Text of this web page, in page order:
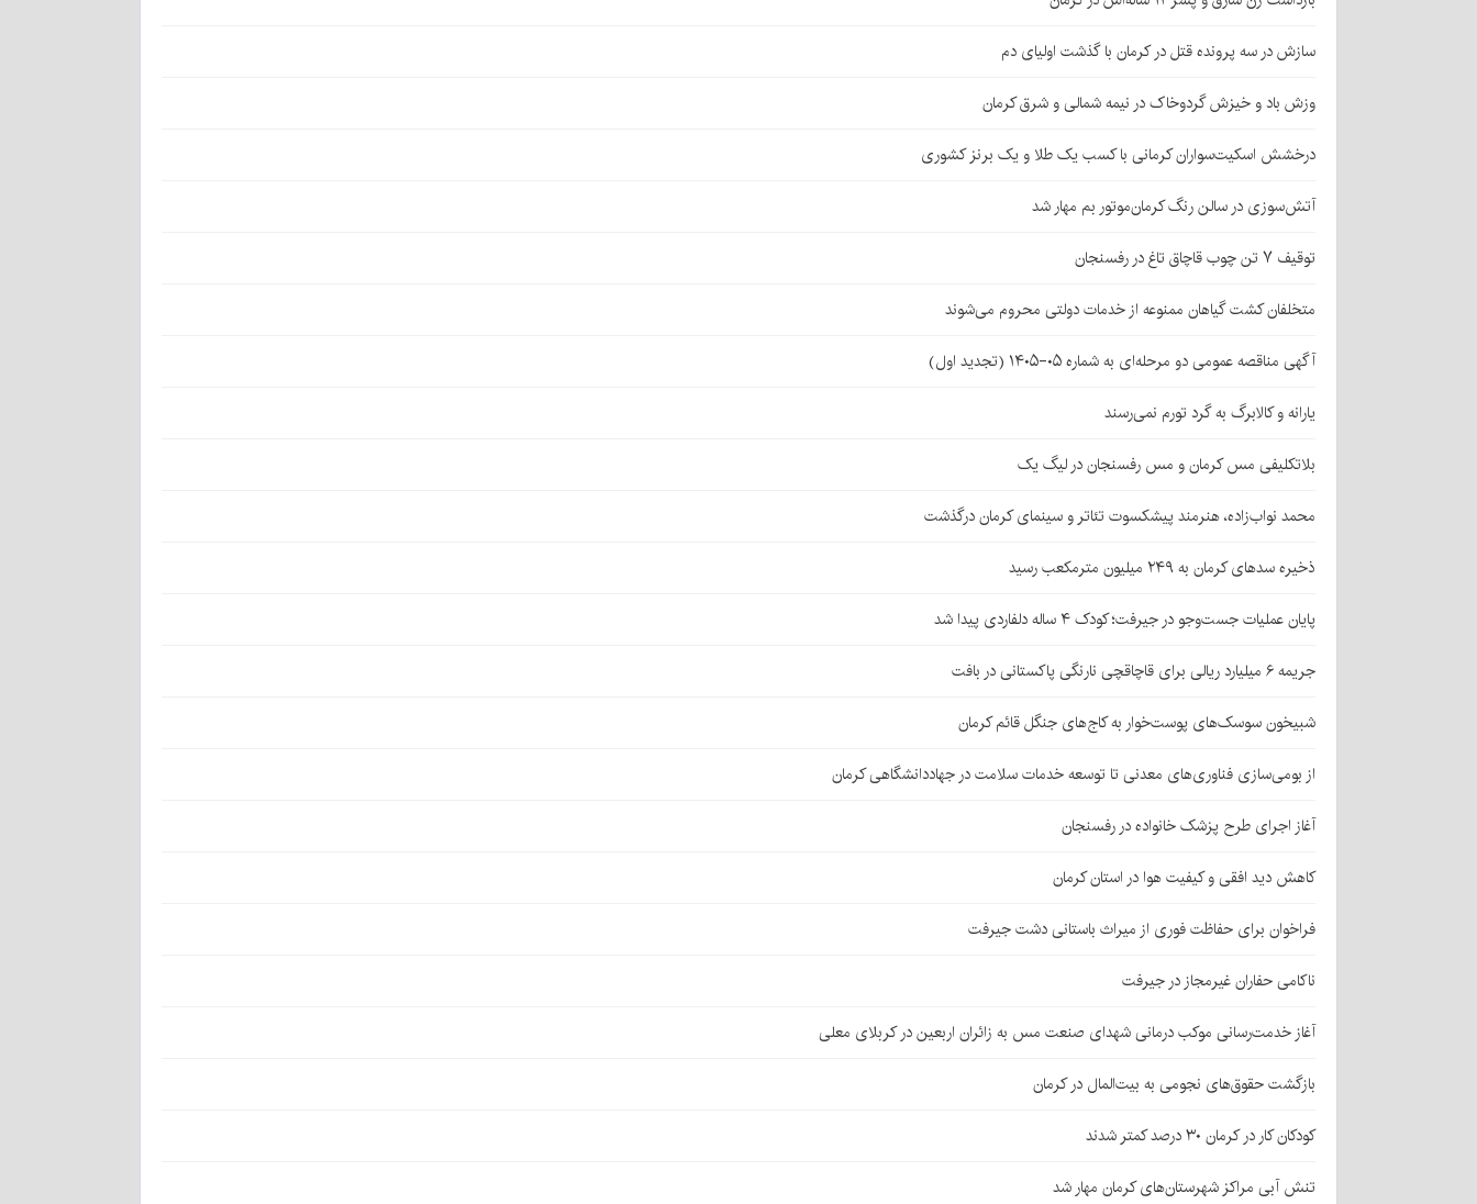
سازش در سه پرونده قتل در کرمان با گذشت اولیای دم
وزش باد و خیزش گردوخاک در نیمه شمالی و شرق کرمان
درخشش اسکیت‌سواران کرمانی با کسب یک طلا و یک برنز کشوری
آتش‌سوزی در سالن رنگ کرمان‌موتور بم مهار شد
توقیف ۷ تن چوب قاچاق تاغ در رفسنجان
متخلفان کشت گیاهان ممنوعه از خدمات دولتی محروم می‌شوند
آگهی مناقصه عمومی دو مرحله‌ای به شماره ۰۵-۱۴۰۵ (تجدید اول)
یارانه و کالابرگ به گرد تورم نمی‌رسند
بلاتکلیفی مس کرمان و مس رفسنجان در لیگ یک
محمد نواب‌زاده، هنرمند پیشکسوت تئاتر و سینمای کرمان درگذشت
ذخیره سدهای کرمان به ۲۴۹ میلیون مترمکعب رسید
پایان عملیات جست‌وجو در جیرفت؛ کودک ۴ ساله دلفاردی پیدا شد
جریمه ۶ میلیارد ریالی برای قاچاقچی نارنگی پاکستانی در بافت
شبیخون سوسک‌های پوست‌خوار به کاج‌های جنگل قائم کرمان
از بومی‌سازی فناوری‌های معدنی تا توسعه خدمات سلامت در جهاددانشگاهی کرمان
آغاز اجرای طرح پزشک خانواده در رفسنجان
کاهش دید افقی و کیفیت هوا در استان کرمان
فراخوان برای حفاظت فوری از میراث باستانی دشت جیرفت
ناکامی حفاران غیرمجاز در جیرفت
آغاز خدمت‌رسانی موکب درمانی شهدای صنعت مس به زائران اربعین در کربلای معلی
بازگشت حقوق‌های نجومی به بیت‌المال در کرمان
کودکان کار در کرمان ۳۰ درصد کمتر شدند
تنش آبی مراکز شهرستان‌های کرمان مهار شد